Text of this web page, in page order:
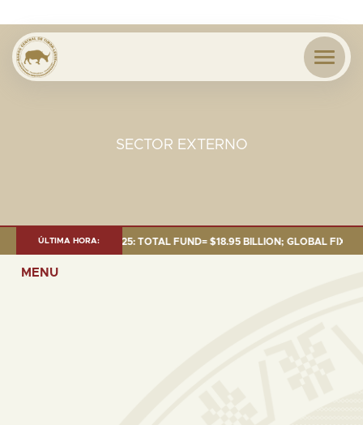
SECTOR EXTERNO
ÚLTIMA HORA:
AS OF 30 SEP. 2025: TOTAL FUND= $18.95 BILLION; GLOBAL FIXED
MENU